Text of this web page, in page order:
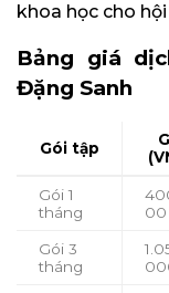
khoa học cho
Bảng giá
Đặng Sanh
Gói tập
Gói 1
tháng
00
Gói 3
tháng